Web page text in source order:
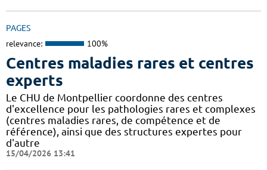
PAGES
relevance: 100%
Centres maladies rares et centres
experts
Le CHU de Montpellier coordonne des centres
d'excellence pour les pathologies rares et complexes
(centres maladies rares, de compétence et de
référence), ainsi que des structures expertes pour
d'autre
15/04/2026 13:41